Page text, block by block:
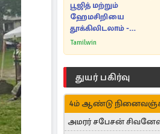
பூஜித் மற்றும்
ஹேமசிறியை
தூக்கிலிடலாம் -
அநுரவுக்குச் சென்ற
Tamilwin
துயர் பகிர்வு
4ம் ஆண்டு
அமரர் சபேசன்